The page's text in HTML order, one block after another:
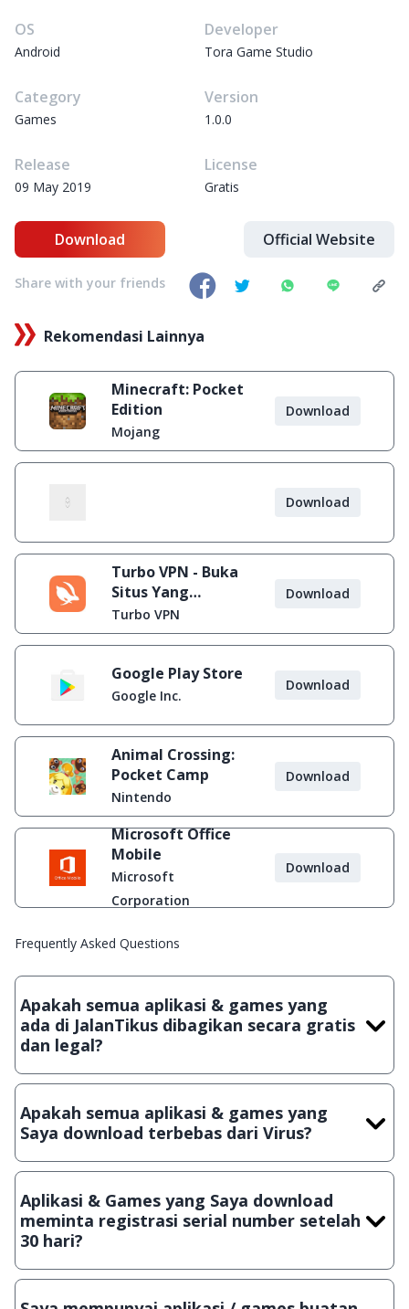
OS
Android
Developer
Tora Game Studio
Category
Games
Version
1.0.0
Release
09 May 2019
License
Gratis
Download Official Website
Share with your friends
Rekomendasi Lainnya
Minecraft: Pocket
Edition
Mojang
Download
Download
Turbo VPN - Buka
Situs Yang
Diblokir
Turbo VPN
Download
Google Play Store
Google Inc.
Download
Animal Crossing:
Pocket Camp
Nintendo
Download
Microsoft Office
Mobile
Microsoft
Corporation
Download
Frequently Asked Questions
Apakah semua aplikasi & games yang
ada di JalanTikus dibagikan secara gratis
dan legal?
Ya, JalanTikus hanya membagikan aplikasi & games yang
crack, patch atau semacamnya.
Apakah semua aplikasi & games yang
Saya download terbebas dari Virus?
Ya, JalanTikus selalu melakukan scanning dengan 3 jenis
suatu aplikasi atau games, sehingga bisa dijamin 100%
terbebas dari virus.
Aplikasi & Games yang Saya download
meminta registrasi serial number setelah
30 hari?
Meskipun dibagikan secara gratis, namun ada beberapa